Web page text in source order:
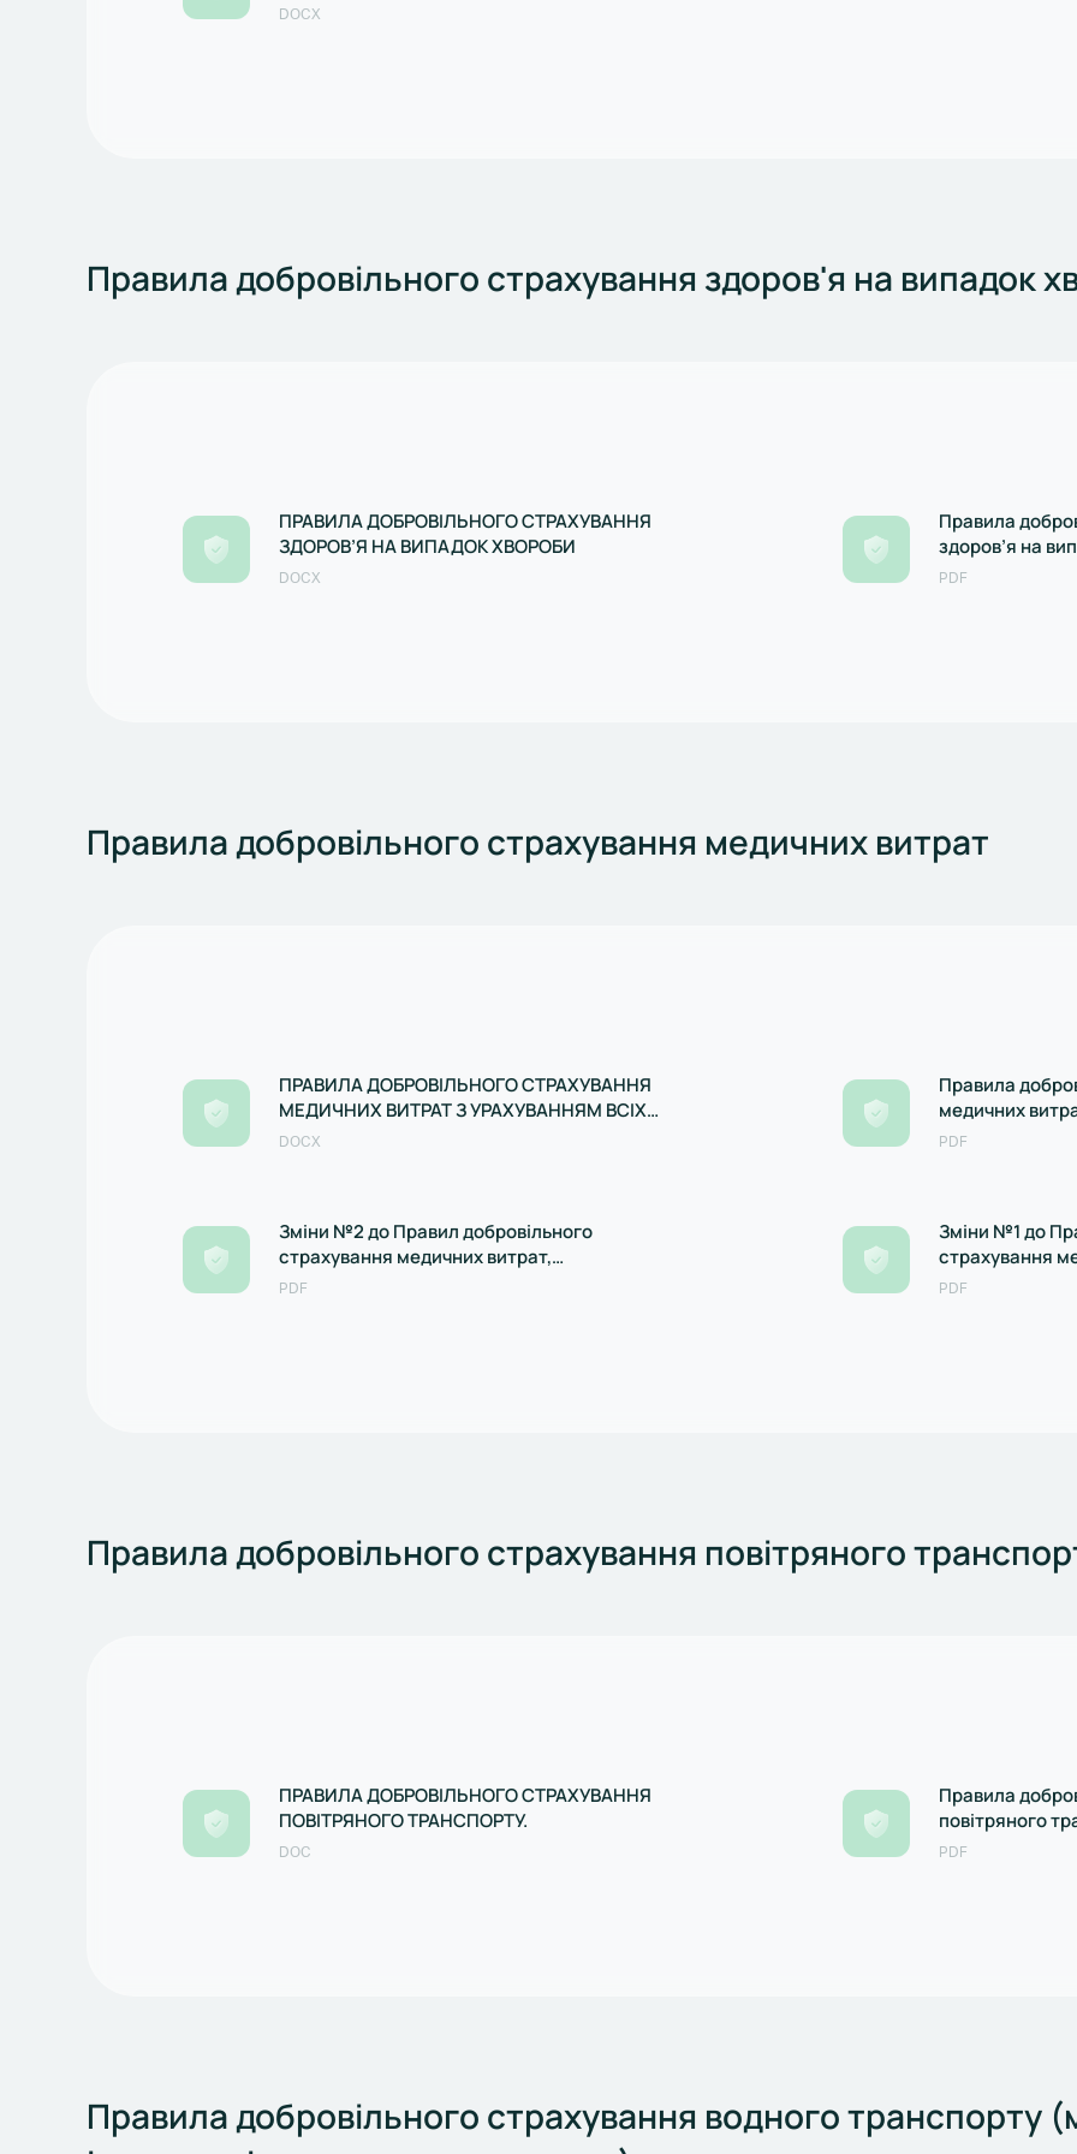
СТРАХУВАННЯ ЗДОРОВ’Я) З УРАХУВАННЯМ
DOCX
Правила добровільного страхування здоров'я на випадок
ПРАВИЛА ДОБРОВІЛЬНОГО СТРАХУВАННЯ
ЗДОРОВ’Я НА ВИПАДОК ХВОРОБИ
DOCX
Правила
здоров’я на
PDF
Правила добровільного страхування медичних витрат
ПРАВИЛА ДОБРОВІЛЬНОГО СТРАХУВАННЯ
МЕДИЧНИХ ВИТРАТ З УРАХУВАННЯМ ВСІХ
ЗМІН
DOCX
Правила
медичних
PDF
Зміни №2 до Правил добровільного
страхування медичних витрат,
зареєстровані Нацкомфінпослуг
PDF
Зміни №1 до
страхування
зареєстровані
PDF
Правила добровільного страхування повітряного
ПРАВИЛА ДОБРОВІЛЬНОГО СТРАХУВАННЯ
ПОВІТРЯНОГО ТРАНСПОРТУ.
DOC
Правила
повітряного
PDF
Правила добровільного страхування водного транспорту